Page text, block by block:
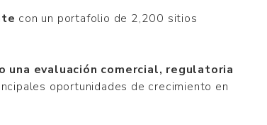
con un portafolio de 2,200 sitios
evaluación comercial, regulatoria
oportunidades de crecimiento en